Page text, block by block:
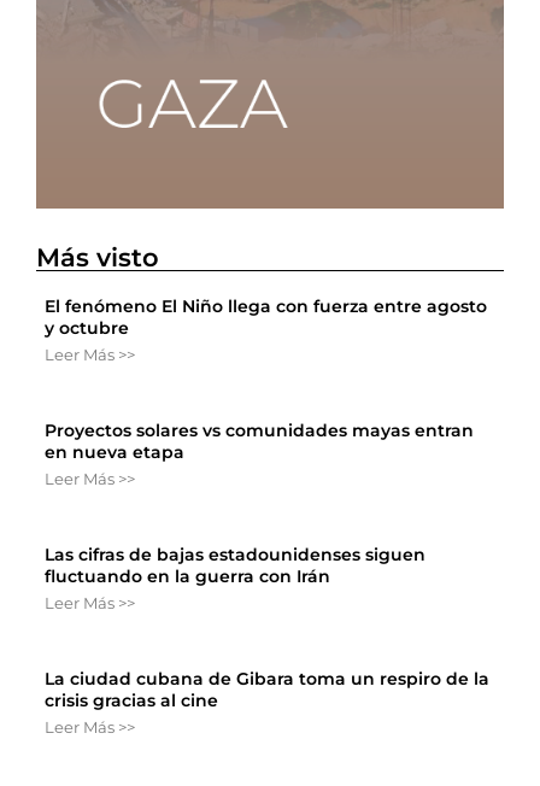
Más visto
El fenómeno El Niño llega con fuerza entre agosto
y octubre
Leer Más >>
Proyectos solares vs comunidades mayas entran
en nueva etapa
Leer Más >>
Las cifras de bajas estadounidenses siguen
fluctuando en la guerra con Irán
Leer Más >>
La ciudad cubana de Gibara toma un respiro de la
crisis gracias al cine
Leer Más >>